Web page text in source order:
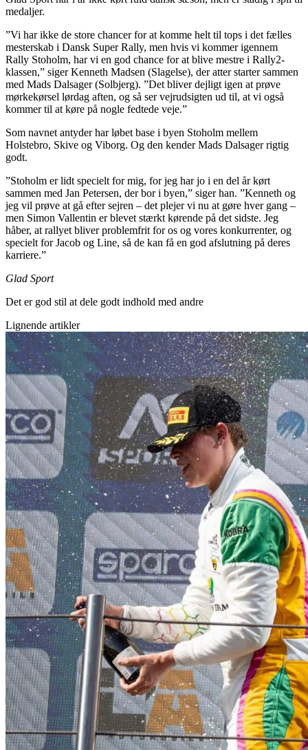
medaljer.
”Vi har ikke de store chancer for at komme helt til tops i det fælles
mesterskab i Dansk Super Rally, men hvis vi kommer igennem
Rally Stoholm, har vi en god chance for at blive mestre i Rally2-
klassen,” siger Kenneth Madsen (Slagelse), der atter starter sammen
med Mads Dalsager (Solbjerg). ”Det bliver dejligt igen at prøve
mørkekørsel lørdag aften, og så ser vejrudsigten ud til, at vi også
kommer til at køre på nogle fedtede veje.”
Som navnet antyder har løbet base i byen Stoholm mellem
Holstebro, Skive og Viborg. Og den kender Mads Dalsager rigtig
godt.
”Stoholm er lidt specielt for mig, for jeg har jo i en del år kørt
sammen med Jan Petersen, der bor i byen,” siger han. ”Kenneth og
jeg vil prøve at gå efter sejren – det plejer vi nu at gøre hver gang –
men Simon Vallentin er blevet stærkt kørende på det sidste. Jeg
håber, at rallyet bliver problemfrit for os og vores konkurrenter, og
specielt for Jacob og Line, så de kan få en god afslutning på deres
karriere.”
Glad Sport
Det er god stil at dele godt indhold med andre
Lignende artikler